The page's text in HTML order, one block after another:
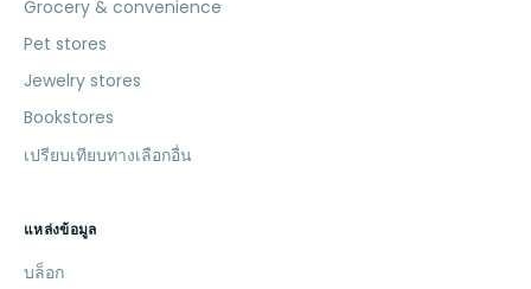
Grocery & convenience
Pet stores
Jewelry stores
Bookstores
เปรียบเทียบทางเลือกอื่น
แหล่งข้อมูล
บล็อก